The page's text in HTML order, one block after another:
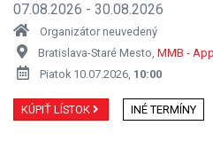
07.08.2026 - 30.08.2026
Organizátor neuvedený
Bratislava-Staré Mesto, MMB -
Piatok 10.07.2026, 10:00
KÚPIŤ LÍSTOK INÉ TERMÍNY